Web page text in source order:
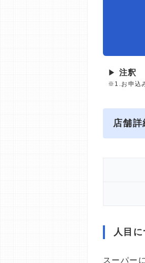
▶ 注釈
※1.お申込
店舗詳
人目
スーパー